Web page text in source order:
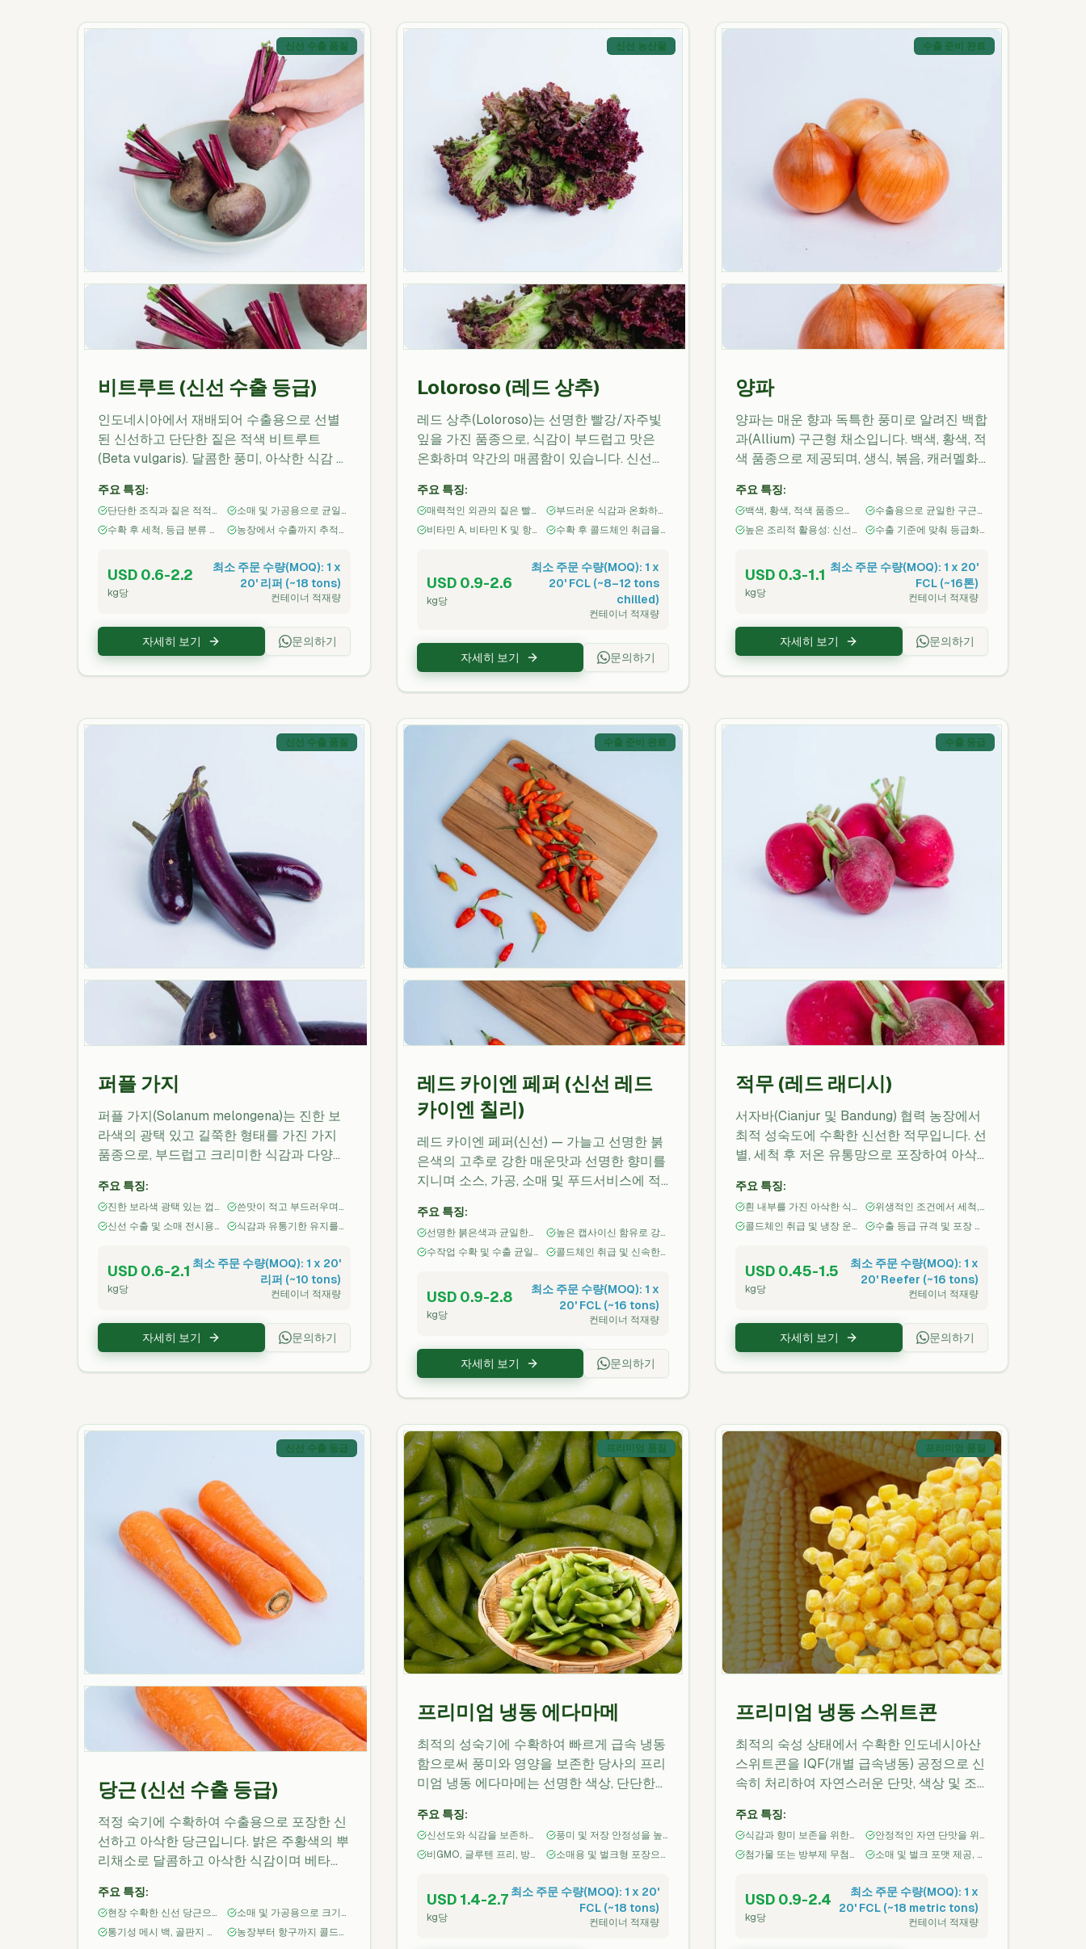
신선 수출 품질
비트루트 (신선 수출 등급)
인도네시아에서 재배되어 수출용으로 선별
된 신선하고 단단한 짙은 적색 비트루트
(Beta vulgaris). 달콤한 풍미, 아삭한 식감 및
식업체에 적합합니다. 최적 성숙기에 수확하
여 세척, 등급 분류 후 냉장 보관하여 국제 배
송 중 품질을 보존합니다.
주요 특징:
단단한 조직과 짙은 적적
색-자주색 색상
소매 및 가공용으로 균일
한 크기와 깨끗한 외관
수확 후 세척, 등급 분류 및
농장에서 수출까지 추적
USD 0.6-2.2
kg당
최소 주문 수량(MOQ): 1 x
20' 리퍼 (~18 tons)
컨테이너 적재량
자세히 보기 문의하기
신선 농산물
Loloroso (레드 상추)
레드 상추(Loloroso)는 선명한 빨강/자주빛
잎을 가진 품종으로, 식감이 부드럽고 맛은
온화하며 약간의 매콤함이 있습니다. 신선한
이상적입니다. 비타민, 미네랄 및 항산화제가
풍부하여 소매, 푸드서비스 및 가공 시장에
시각적 매력과 영양을 제공합니다.
주요 특징:
매력적인 외관의 짙은 빨
강/자주빛 잎
부드러운 식감과 온화하며
약간 매콤한 맛
비타민 A, 비타민 K 및 항
수확 후 콜드체인 취급을
USD 0.9-2.6
kg당
최소 주문 수량(MOQ): 1 x
20' FCL (~8–12 tons
chilled)
컨테이너 적재량
자세히 보기 문의하기
수출 준비 완료
양파
양파는 매운 향과 독특한 풍미로 알려진 백합
과(Allium) 구근형 채소입니다. 백색, 황색, 적
색 품종으로 제공되며, 생식, 볶음, 캐러멜화,
소스, 샐러드 및 가공식품에 풍미를 더합니
다. 항산화제 및 비타민 C의 공급원인 영양
밀도가 높아 신선 시장, 가공, 수출 채널에 적
주요 특징:
백색, 황색, 적색 품종으로
제공
수출용으로 균일한 구근
크기 및 깨끗하고 건조한
외피
높은 조리적 활용성: 신선
수출 기준에 맞춰 등급화
USD 0.3-1.1
kg당
최소 주문 수량(MOQ): 1 x 20'
FCL (~16톤)
컨테이너 적재량
자세히 보기 문의하기
신선 수출 품질
퍼플 가지
퍼플 가지(Solanum melongena)는 진한 보
라색의 광택 있고 길쭉한 형태를 가진 가지
품종으로, 부드럽고 크리미한 식감과 다양한
트, 튀김 또는 스튜용으로 이상적이며, 신선
소매 및 식음료 채널에 적합한 외관과 일관된
품질을 제공합니다. 수확 후 신선도와 단단
처리하며, 당사의 퍼플 가지는 수출 준비가
완료되어 농장부터 항구까지 추적 가능하게
주요 특징:
진한 보라색 광택 있는 껍
질과 길쭉한 과형
쓴맛이 적고 부드러우며
크리미한 과육
신선 수출 및 소매 전시용
식감과 유통기한 유지를
USD 0.6-2.1
kg당
최소 주문 수량(MOQ): 1 x 20'
리퍼 (~10 tons)
컨테이너 적재량
자세히 보기 문의하기
수출 준비 완료
레드 카이엔 페퍼 (신선 레드
카이엔 칠리)
레드 카이엔 페퍼(신선) — 가늘고 선명한 붉
은색의 고추로 강한 매운맛과 선명한 향미를
지니며 소스, 가공, 소매 및 푸드서비스에 적
수출 품질과 추적성을 고려하여 처리됩니다.
주요 특징:
선명한 붉은색과 균일한
가늘고 긴 형태
높은 캡사이신 함유로 강
도(중상~상) — 일관된 매
운맛
수작업 수확 및 수출 균일
콜드체인 취급 및 신속한
USD 0.9-2.8
kg당
최소 주문 수량(MOQ): 1 x
20' FCL (~16 tons)
컨테이너 적재량
자세히 보기 문의하기
수출 등급
적무 (레드 래디시)
서자바(Cianjur 및 Bandung) 협력 농장에서
최적 성숙도에 수확한 신선한 적무입니다. 선
별, 세척 후 저온 유통망으로 포장하여 아삭
소매, 도매, 절단 가공업체 및 외식업체에 적
합하며, 검역증명서 및 품질검사 자료는 요청
시 제공하여 수출 준비가 완료됩니다.
주요 특징:
흰 내부를 가진 아삭한 식
감과 선명한 붉은 외피
위생적인 조건에서 세척,
등급 분류 및 포장
콜드체인 취급 및 냉장 운
수출 등급 규격 및 포장 옵
USD 0.45-1.5
kg당
최소 주문 수량(MOQ): 1 x
20' Reefer (~16 tons)
컨테이너 적재량
자세히 보기 문의하기
신선 수출 등급
당근 (신선 수출 등급)
적정 숙기에 수확하여 수출용으로 포장한 신
선하고 아삭한 당근입니다. 밝은 주황색의 뿌
리채소로 달콤하고 아삭한 식감이며 베타카
식 및 가공 시장을 위한 수출 등급 포장으로
공급되며, 인도네시아 재배지에서 원산지 추
적성과 품질 관리를 통해 조달됩니다.
주요 특징:
현장 수확한 신선 당근으
로 색상과 조직이 균일함
소매 및 가공용으로 크기
및 품질별 등급 분류
통기성 메시 백, 골판지 박
농장부터 항구까지 콜드체
프리미엄 품질
프리미엄 냉동 에다마메
최적의 성숙기에 수확하여 빠르게 급속 냉동
함으로써 풍미와 영양을 보존한 당사의 프리
미엄 냉동 에다마메는 선명한 색상, 단단한
가볍게 블랜칭되어 소매, 푸드서비스 및 산업
용 적용을 위해 즉시 사용 가능하도록 준비되
어 있습니다. 비GMO, 인공 방부제 무첨가이
생산됩니다.
주요 특징:
신선도와 식감을 보존하는
급속 냉동(Flash-
freezing)
풍미 및 저장 안정성을 높
이기 위한 경미한 블랜칭
처리
비GMO, 글루텐 프리, 방부
소매용 및 벌크형 포장으
USD 1.4-2.7
kg당
최소 주문 수량(MOQ): 1 x 20'
FCL (~18 tons)
컨테이너 적재량
프리미엄 품질
프리미엄 냉동 스위트콘
최적의 숙성 상태에서 수확한 인도네시아산
스위트콘을 IQF(개별 급속냉동) 공정으로 신
속히 처리하여 자연스러운 단맛, 색상 및 조
및 급속 냉동 처리하여 일관된 품질을 유지합
니다. 소매, 급식 및 산업용 적용에 적합하며,
방부제 무첨가, 비유전자변형(Non-GMO)이
생산됩니다.
주요 특징:
식감과 향미 보존을 위한
IQF(개별 급속냉동)
안정적인 자연 단맛을 위
한 최적 숙도에서 수확
첨가물 또는 방부제 무첨
소매 및 벌크 포맷 제공, 프
USD 0.9-2.4
kg당
최소 주문 수량(MOQ): 1 x
20' FCL (~18 metric tons)
컨테이너 적재량